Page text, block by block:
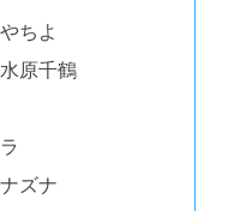
ちよ
原千鶴
ズナ